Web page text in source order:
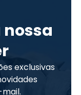
exclusivas